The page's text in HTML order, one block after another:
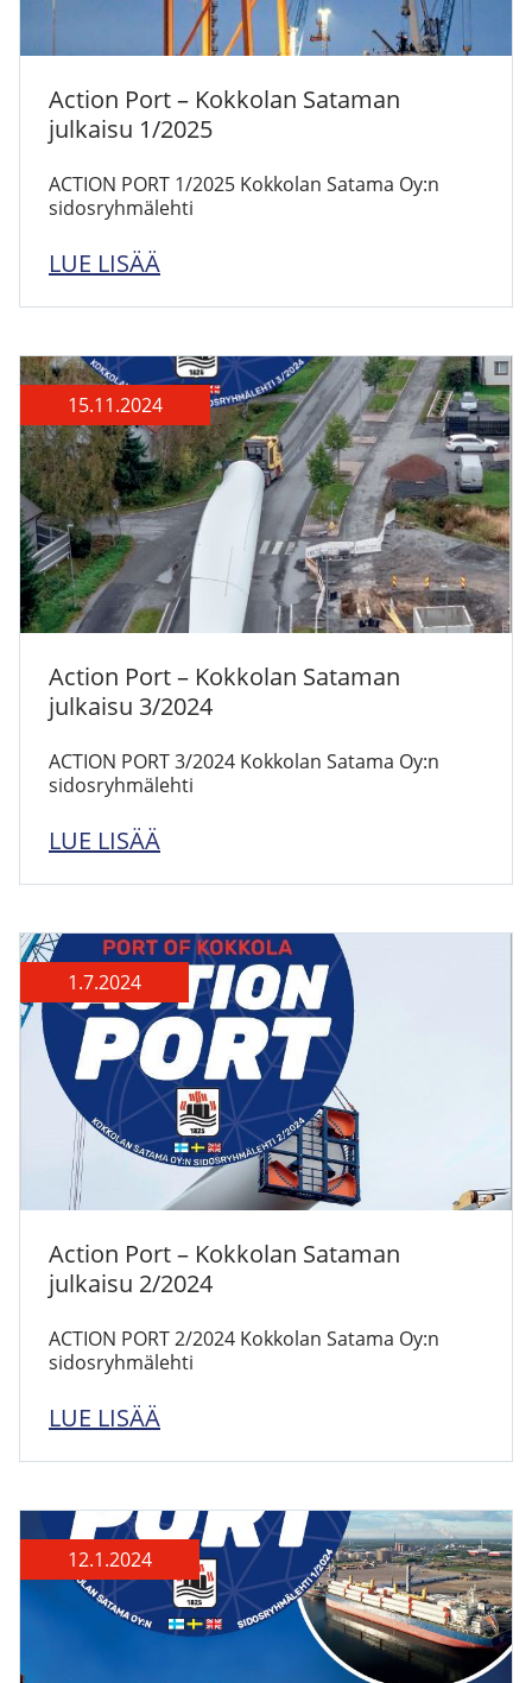
Action Port – Kokkolan Sataman
julkaisu 1/2025
ACTION PORT 1/2025 Kokkolan Satama Oy:n
sidosryhmälehti
LUE LISÄÄ
15.11.2024
Action Port – Kokkolan Sataman
julkaisu 3/2024
ACTION PORT 3/2024 Kokkolan Satama Oy:n
sidosryhmälehti
LUE LISÄÄ
1.7.2024
Action Port – Kokkolan Sataman
julkaisu 2/2024
ACTION PORT 2/2024 Kokkolan Satama Oy:n
sidosryhmälehti
LUE LISÄÄ
12.1.2024